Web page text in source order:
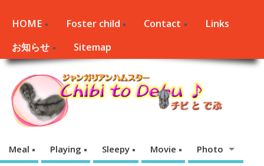
HOME Foster child Contact
Links
お知らせ
Sitemap
Meal Playing Sleepy Movie Photo